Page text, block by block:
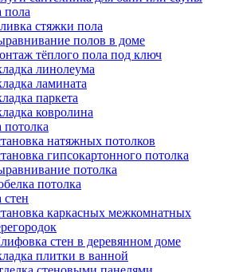
пола
стяжки пола
полов в доме
тёплого пола под ключ
линолеума
ламината
паркета
ковролина
потолка
натяжных потолков
гипсокартонного потолка
потолка
потолка
стен
каркасных межкомнатных
стен в деревянном доме
плитки в ванной